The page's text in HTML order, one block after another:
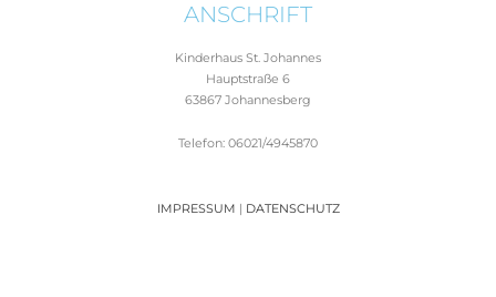
ANSCHRIFT
Kinderhaus St. Johannes
Hauptstraße 6
63867 Johannesberg
Telefon: 06021/4945870
IMPRESSUM | DATENSCHUTZ